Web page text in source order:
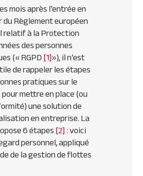
mois après l’entrée en
Règlement européen
relatif à la Protection
des personnes
(« RGPD[1]»), il n’est
de rappeler les étapes
pratiques sur le
mettre en place (ou
une solution de
en entreprise. La
6 étapes[2]: voici
personnel, appliqué
de la gestion de flottes